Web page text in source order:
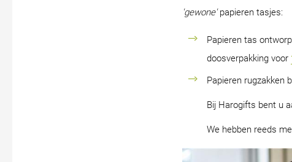
'gewone'papieren tasjes:
Papieren tas
doosverpakking voor
Papieren rugzakken
Bij Harogifts bent u
We hebben reeds